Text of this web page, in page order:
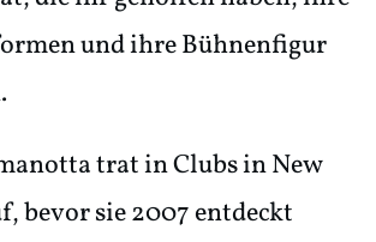
und ihre Bühnenfigur
trat in Clubs in New
bevor sie 2007 entdeckt